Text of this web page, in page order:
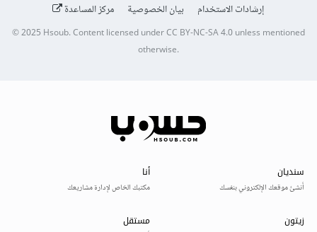
إرشادات الاستخدام
بيان الخصوصية مركز المساعدة
© 2025 Hsoub.Content licensed underCC BY-NC-SA 4.0unless mentioned
otherwise.